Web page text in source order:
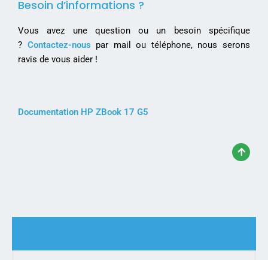
Besoin d’informations ?
Vous avez une question ou un besoin spécifique
? Contactez-nous par mail ou téléphone, nous serons
ravis de vous aider !
Documentation HP ZBook 17 G5